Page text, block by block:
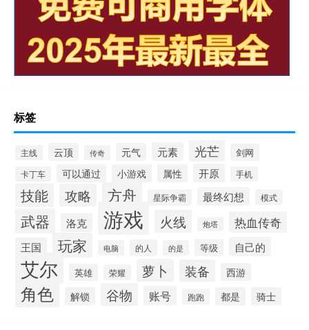
标签
主线 云顶 传奇 元气 元素 光芒 剑网
卡丁车 可以通过 小游戏 属性 开原 手机
技能 攻略 方舟 星际争霸 最终幻想 模式
武器 洛克 游戏 火线 炮塔 热血传奇
王国 玩家 电脑 的人 的是 等级 自己的
艾尔 英雄 荣耀 萝卜 装备 西游
角色 解锁 谷物 账号 跑跑 都是 骑士